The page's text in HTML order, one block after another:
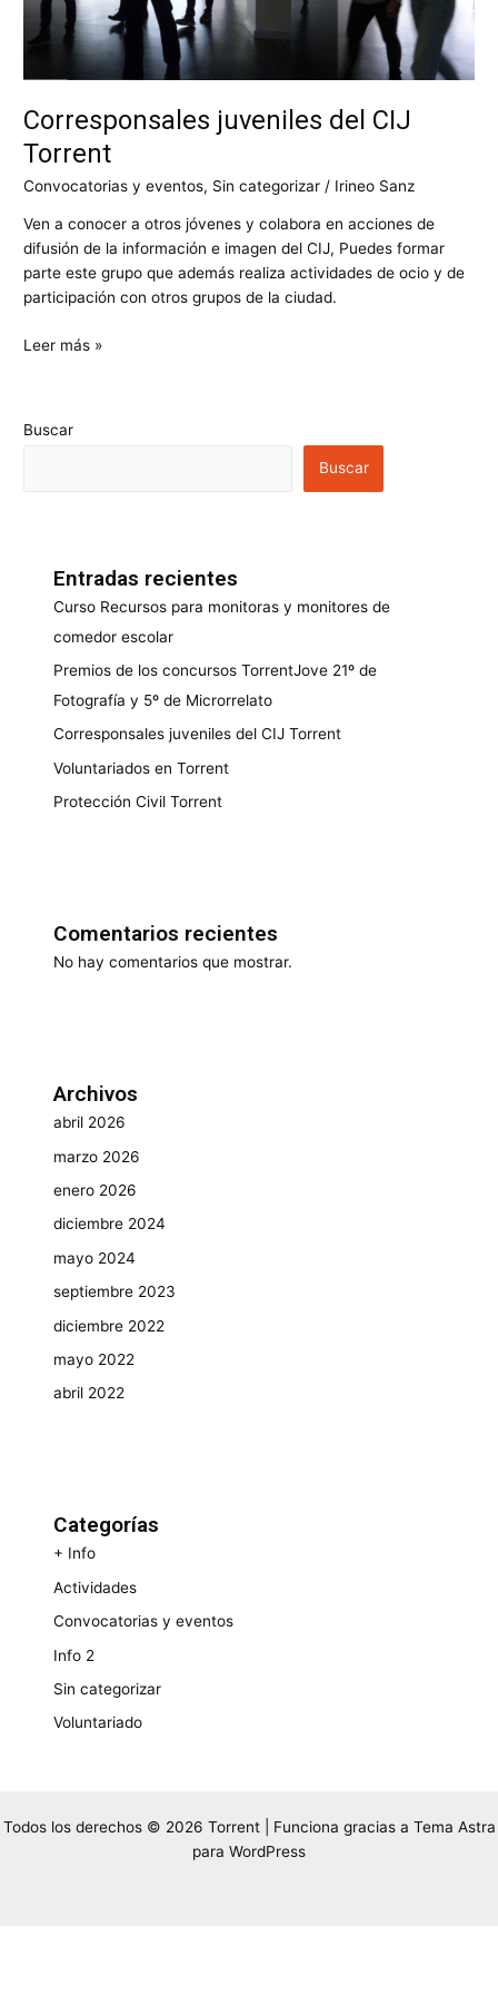
Corresponsales juveniles del CIJ
Torrent
Convocatorias y eventos, Sin categorizar / Irineo Sanz
Ven a conocer a otros jóvenes y colabora en acciones de
difusión de la información e imagen del CIJ, Puedes formar
parte este grupo que además realiza actividades de ocio y de
participación con otros grupos de la ciudad.
Leer más »
Buscar
Buscar
Entradas recientes
Curso Recursos para monitoras y monitores de
comedor escolar
Premios de los concursos TorrentJove 21º de
Fotografía y 5º de Microrrelato
Corresponsales juveniles del CIJ Torrent
Voluntariados en Torrent
Protección Civil Torrent
Comentarios recientes
No hay comentarios que mostrar.
Archivos
abril 2026
marzo 2026
enero 2026
diciembre 2024
mayo 2024
septiembre 2023
diciembre 2022
mayo 2022
abril 2022
Categorías
+ Info
Actividades
Convocatorias y eventos
Info 2
Sin categorizar
Voluntariado
Todos los derechos © 2026 Torrent | Funciona gracias a Tema Astra
para WordPress